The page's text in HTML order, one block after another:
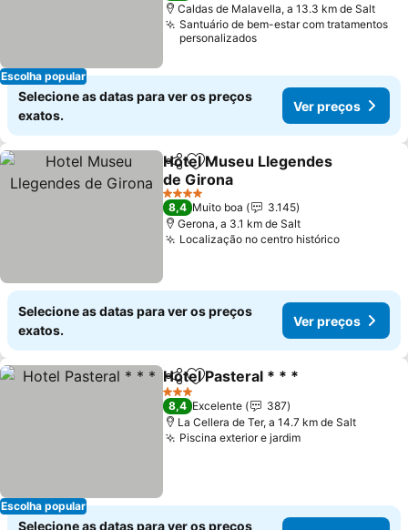
Escolha popular
Caldas de Malavella, a 13.3 km de Salt
Santuário de bem-estar com tratamentos
personalizados
Selecione as datas para ver os preços
exatos.
Ver preços
PartilharAdicionar aos favoritos
Hotel Museu Llegendes
de Girona
Ver preços
4 Estrelas
8,4 Muito boa
3.145
Gerona, a 3.1 km de Salt
Localização no centro históricoVer
Selecione as datas para ver os preços
exatos.
Ver preços
Escolha popular
PartilharAdicionar aos favoritos
Hotel Pasteral * * *
3 Estrelas
8,4 Excelente
387
La Cellera de Ter, a 14.7 km de Salt
Piscina exterior e jardimVer preços
Selecione as datas para ver os preços